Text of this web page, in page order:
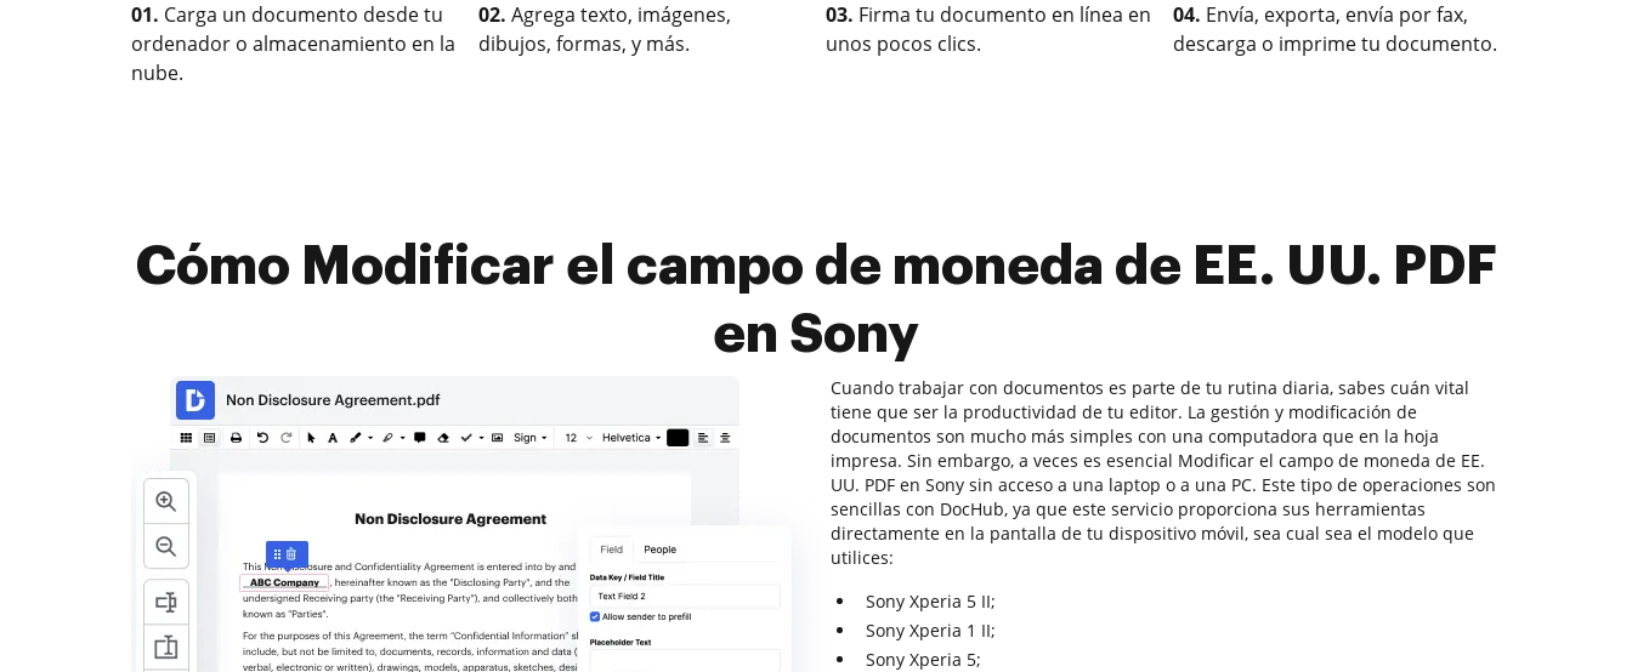
01. Carga un documento desde tu
ordenador o almacenamiento en la
nube.
02. Agrega texto, imágenes,
dibujos, formas, y más.
03. Firma tu documento en línea en
unos pocos clics.
04. Envía, exporta, envía por fax,
descarga o imprime tu documento.
Cómo Modificar el campo de moneda de EE. UU. PDF
en Sony
Cuando trabajar con documentos es parte de tu rutina diaria, sabes cuán vital
tiene que ser la productividad de tu editor. La gestión y modificación de
documentos son mucho más simples con una computadora que en la hoja
impresa. Sin embargo, a veces es esencial Modificar el campo de moneda de EE.
UU. PDF en Sony sin acceso a una laptop o a una PC. Este tipo de operaciones son
sencillas con DocHub, ya que este servicio proporciona sus herramientas
directamente en la pantalla de tu dispositivo móvil, sea cual sea el modelo que
utilices:
Sony Xperia 5 II;
Sony Xperia 1 II;
Sony Xperia 5;